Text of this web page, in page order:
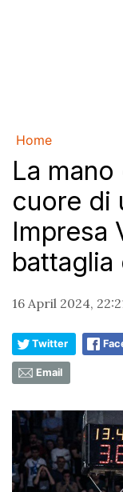
Home
La
cuore di
Impresa
battaglia
16 April 2024,
Twitter
Email